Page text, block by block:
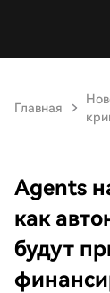
Главная
Agents
как
будут